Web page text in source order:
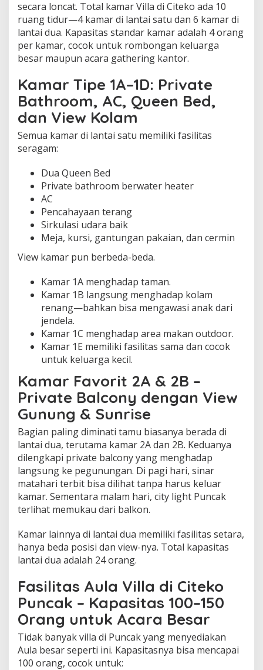
secara loncat. Total kamar Villa di Citeko ada 10
ruang tidur—4 kamar di lantai satu dan 6 kamar di
lantai dua. Kapasitas standar kamar adalah 4 orang
per kamar, cocok untuk rombongan keluarga
besar maupun acara gathering kantor.
Kamar Tipe 1A–1D: Private
Bathroom, AC, Queen Bed,
dan View Kolam
Semua kamar di lantai satu memiliki fasilitas
seragam:
Dua Queen Bed
Private bathroom berwater heater
AC
Pencahayaan terang
Sirkulasi udara baik
Meja, kursi, gantungan pakaian, dan cermin
View kamar pun berbeda-beda.
Kamar 1A menghadap taman.
Kamar 1B langsung menghadap kolam
renang—bahkan bisa mengawasi anak dari
jendela.
Kamar 1C menghadap area makan outdoor.
Kamar 1E memiliki fasilitas sama dan cocok
untuk keluarga kecil.
Kamar Favorit 2A & 2B –
Private Balcony dengan View
Gunung & Sunrise
Bagian paling diminati tamu biasanya berada di
lantai dua, terutama kamar 2A dan 2B. Keduanya
dilengkapi private balcony yang menghadap
langsung ke pegunungan. Di pagi hari, sinar
matahari terbit bisa dilihat tanpa harus keluar
kamar. Sementara malam hari, city light Puncak
terlihat memukau dari balkon.
Kamar lainnya di lantai dua memiliki fasilitas setara,
hanya beda posisi dan view-nya. Total kapasitas
lantai dua adalah 24 orang.
Fasilitas Aula Villa di Citeko
Puncak – Kapasitas 100–150
Orang untuk Acara Besar
Tidak banyak villa di Puncak yang menyediakan
Aula besar seperti ini. Kapasitasnya bisa mencapai
100 orang, cocok untuk: